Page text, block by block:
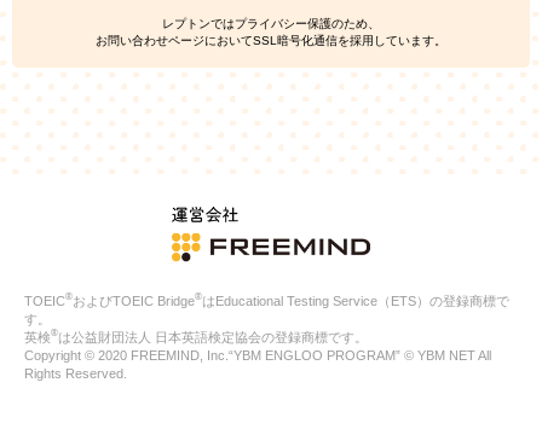
人情報を、本人が特定されないデータに不可逆変換した上で第三
者広告配信事業者においてマッチングを行い、その結果に基づい
て広告を配信することがあります。第三者広告配信事業者が、こ
れらの情報を広告配信以外の目的で利用することはありません。
4.
個人情報の第三者への提供
当社は、次の場合を除き、ご本人の同意なしに個人情報を第三者
に提供することはありません。
ご本人の同意がある場合
法令に基づく場合
人の生命、身体または財産の保護のために必要がある場合であ
公衆衛生の向上または児童の健全な育成の推進のために特に必
合
特定した利用目的の達成に必要な範囲内において、個人情報の
レプトンではプライバシー保護のため、
お問い合わせページにおいてSSL暗号化通信を採用しています。
TOEIC®およびTOEIC Bridge®はEducational Testing Service（ETS）の登録商標で
す。
英検®は公益財団法人 日本英語検定協会の登録商標です。
Copyright © 2020 FREEMIND, Inc.“YBM ENGLOO PROGRAM” © YBM NET All
Rights Reserved.